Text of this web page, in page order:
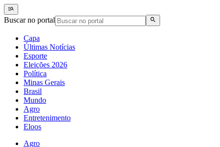
Buscar no portal
Capa
Últimas Notícias
Esporte
Eleições 2026
Política
Minas Gerais
Brasil
Mundo
Agro
Entretenimento
Eloos
Agro